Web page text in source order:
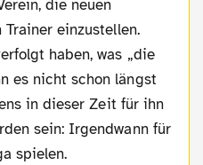
die neuen
einzustellen.
haben, was „die
es nicht schon längst
in dieser Zeit für ihn
sein: Irgendwann für
spielen.